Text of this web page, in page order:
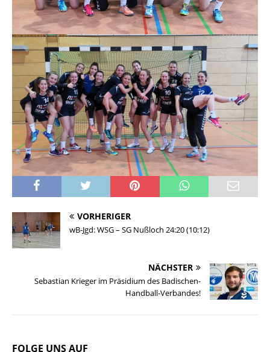
VORHERIGER
wB-Jgd: WSG – SG Nußloch 24:20 (10:12)
NÄCHSTER
Sebastian Krieger im Präsidium des Badischen-
Handball-Verbandes!
FOLGE UNS AUF